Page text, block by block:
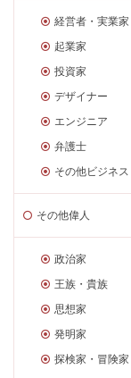
経営者・実業家
起業家
投資家
デザイナー
エンジニア
弁護士
その他ビジネス
その他偉人
政治家
王族・貴族
思想家
発明家
探検家・冒険家